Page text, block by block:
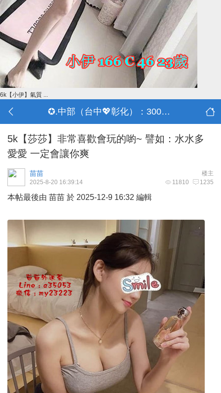
6k【小伊】氣質 ...
✪.中部（台中💖彰化）：3000-30000
5k【莎莎】非常喜歡會玩的喲~ 譬如：水水多
愛愛 一定會讓你爽
楼主
苗苗
11810 1235
2025-8-20 16:39:14
本帖最後由 苗苗 於 2025-12-9 16:32 編輯